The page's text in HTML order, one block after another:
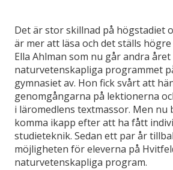
Det är stor skillnad på högstadiet
är mer att läsa och det ställs
Ella Ahlman som nu går andra året
naturvetenskapliga programmet
gymnasiet av. Hon fick svårt att
genomgångarna på lektionerna
i läromedlens textmassor. Men
komma ikapp efter att ha fått
studieteknik. Sedan ett par år
möjligheten för eleverna på
naturvetenskapliga program.